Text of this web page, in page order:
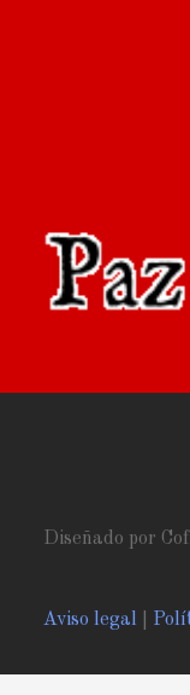
Diseñado por
Aviso legal